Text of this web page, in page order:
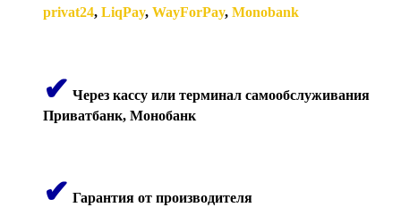
privat24, LiqPay, WayForPay, Monobank
✔ Через кассу или терминал самообслуживания
Приватбанк, Монобанк
✔ Гарантия от производителя